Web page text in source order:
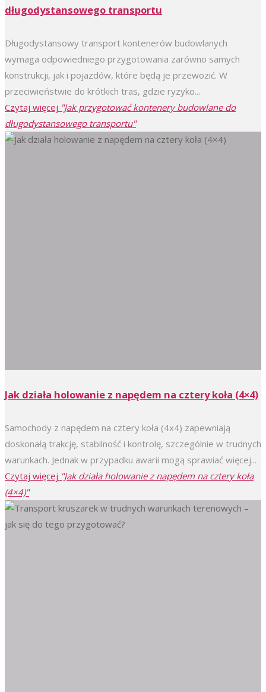
długodystansowego transportu
Długodystansowy transport kontenerów budowlanych
wymaga odpowiedniego przygotowania zarówno samych
konstrukcji, jak i pojazdów, które będą je przewozić. W
przeciwieństwie do krótkich tras, gdzie ryzyko...
Czytaj więcej "Jak przygotować kontenery budowlane do
długodystansowego transportu"
Jak działa holowanie z napędem na cztery koła (4×4)
Samochody z napędem na cztery koła (4x4) zapewniają
doskonałą trakcję, stabilność i kontrolę, szczególnie w trudnych
warunkach. Jednak w przypadku awarii mogą sprawiać więcej...
Czytaj więcej "Jak działa holowanie z napędem na cztery koła
(4×4)"